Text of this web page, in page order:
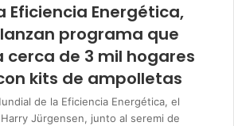
Eficiencia Energética,
programa que
de 3 mil hogares
kits de ampolletas
de la Eficiencia Energética, el
Jürgensen, junto al seremi de